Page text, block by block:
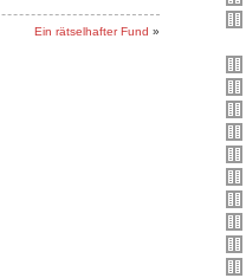
Ein rätselhafter Fund »